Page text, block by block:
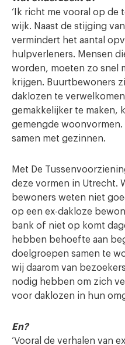
‘Ik richt me vooral op de
wijk. Naast de stijging
vermindert het aantal
hulpverleners. Mensen
worden, moeten zo snel
krijgen. Buurtbewoners
daklozen te
gemakkelijker te maken,
gemengde
samen met gezinnen.
Met De
deze vormen in Utrecht.
bewoners weten niet
op een ex-dakloze
bank of niet op komt
hebben behoefte aan
doelgroepen samen te
wij daarom van
nodig hebben om zich
voor daklozen in hun
En?
‘Vooral de verhalen van